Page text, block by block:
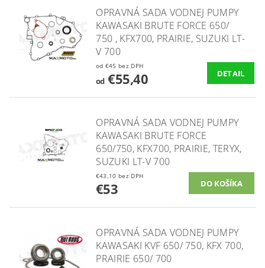
OPRAVNÁ SADA VODNEJ PUMPY
KAWASAKI BRUTE FORCE 650/
750 , KFX700, PRAIRIE, SUZUKI LT-
V 700
od €45 bez DPH
od€55,40 DETAIL
OPRAVNÁ SADA VODNEJ PUMPY
KAWASAKI BRUTE FORCE
650/750, KFX700, PRAIRIE, TERYX,
SUZUKI LT-V 700
€43,10 bez DPH
€53
OPRAVNÁ SADA VODNEJ PUMPY
KAWASAKI KVF 650/ 750, KFX 700,
PRAIRIE 650/ 700